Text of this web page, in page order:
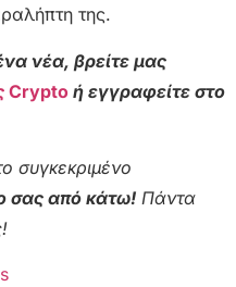
της.
νέα, βρείτε μας
Crypto ή εγγραφείτε στο
συγκεκριμένο
σας από κάτω! Πάντα